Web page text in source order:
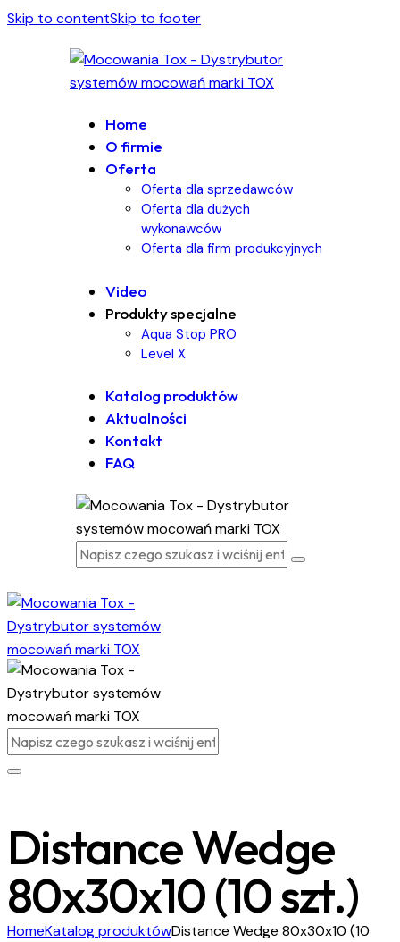
Skip to contentSkip to footer
Home
O firmie
Oferta
Oferta dla sprzedawców
Oferta dla dużych
wykonawców
Oferta dla firm produkcyjnych
Video
Produkty specjalne
Aqua Stop PRO
Level X
Katalog produktów
Aktualności
Kontakt
FAQ
Distance Wedge
80x30x10 (10 szt.)
HomeKatalog produktówDistance Wedge 80x30x10 (10